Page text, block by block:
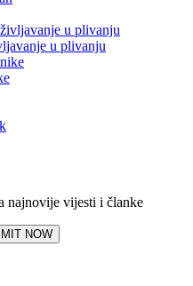
u plivanju
najnovije vijesti i članke
NOW